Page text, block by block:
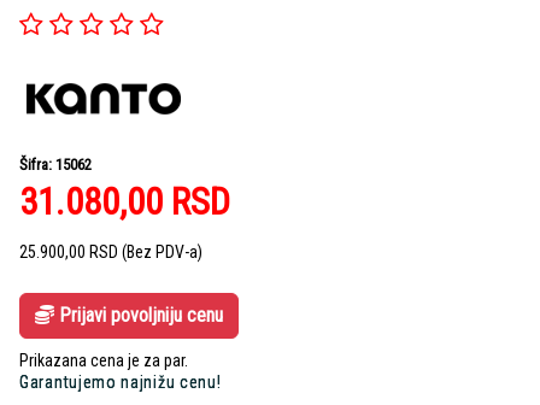
Šifra: 15062
31.080,00 RSD
25.900,00 RSD (Bez PDV-a)
Prijavi povoljniju cenu
Prikazana cena je za par.
Garantujemo najnižu cenu!